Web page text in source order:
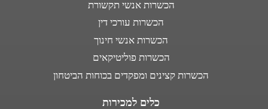
הכשרות אנשי תקשורת
הכשרות עורכי דין
הכשרות אנשי חינוך
הכשרות פוליטיקאים
הכשרות קצינים ומפקדים בכוחות הביטחון
כלים למכירות